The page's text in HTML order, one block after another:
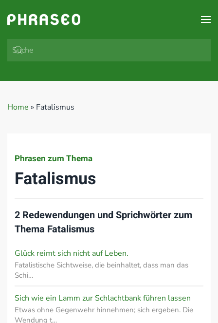
Zum Hauptinhalt springen
Home » Fatalismus
Phrasen zum Thema
Fatalismus
2 Redewendungen und Sprichwörter zum
Thema Fatalismus
Glück reimt sich nicht auf Leben.
Fatalistische Sichtweise, die beinhaltet, dass man das
Schi…
Sich wie ein Lamm zur Schlachtbank führen lassen
Etwas ohne Gegenwehr hinnehmen; sich ergeben. Die
Wendung t…